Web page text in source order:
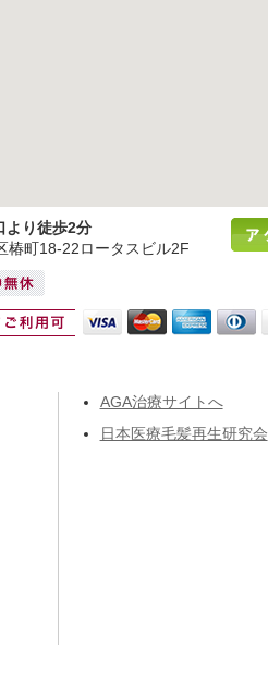
より徒歩2分
椿町18-22ロータスビル2F
AGA治療サイトへ
日本医療毛髪再生研究会